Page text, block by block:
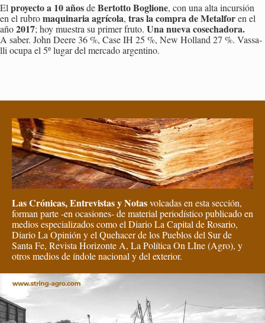
Elpro­yec­to a 10 añosdeBer­tot­to Bo­glio­ne, con una alta in­cur­sión
en el rubroma­qui­na­ria agrí­co­la, tras la com­pra de Me­tal­foren el
año2017; hoy mues­tra su pri­mer fruto. Una nueva co­se­cha­do­ra.
A saber. John Deere 36 %, Case IH 25 %, New Ho­lland 27 %. Vas­sa­
lli ocupa el 5º lugar del mer­ca­do ar­gen­tino.
Las Crónicas, Entrevistas y Notasvolcadas en esta sección,
forman parte -en ocasiones- de material periodístico publicado en
medios especializados como el Diario La Capital de Rosario,
Diario La Opinión y el Quehacer de los Pueblos del Sur de
Santa Fe, Revista Horizonte A, La Política On LIne (Agro), y
otros medios de índole nacional y del exterior.